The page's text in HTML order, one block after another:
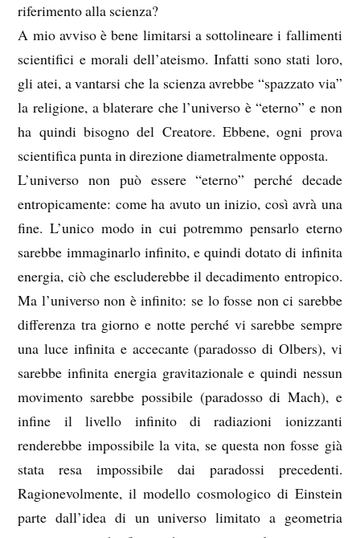
riferimento alla scienza?
A mio avviso è bene limitarsi a sottolineare i fallimenti
scientifici e morali dell’ateismo. Infatti sono stati loro,
gli atei, a vantarsi che la scienza avrebbe “spazzato via”
la religione, a blaterare che l’universo è “eterno” e non
ha quindi bisogno del Creatore. Ebbene, ogni prova
scientifica punta in direzione diametralmente opposta.
L’universo non può essere “eterno” perché decade
entropicamente: come ha avuto un inizio, così avrà una
fine. L’unico modo in cui potremmo pensarlo eterno
sarebbe immaginarlo infinito, e quindi dotato di infinita
energia, ciò che escluderebbe il decadimento entropico.
Ma l’universo non è infinito: se lo fosse non ci sarebbe
differenza tra giorno e notte perché vi sarebbe sempre
una luce infinita e accecante (paradosso di Olbers), vi
sarebbe infinita energia gravitazionale e quindi nessun
movimento sarebbe possibile (paradosso di Mach), e
infine il livello infinito di radiazioni ionizzanti
renderebbe impossibile la vita, se questa non fosse già
stata resa impossibile dai paradossi precedenti.
Ragionevolmente, il modello cosmologico di Einstein
parte dall’idea di un universo limitato a geometria